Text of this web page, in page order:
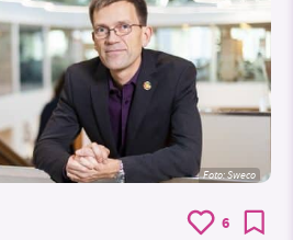
Foto: Sweco
6